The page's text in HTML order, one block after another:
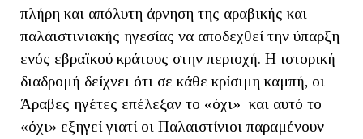
πλήρη και απόλυτη άρνηση της αραβικής και
παλαιστινιακής ηγεσίας να αποδεχθεί την ύπαρξη
ενός εβραϊκού κράτους στην περιοχή. Η ιστορική
διαδρομή δείχνει ότι σε κάθε κρίσιμη καμπή, οι
Άραβες ηγέτες επέλεξαν το «όχι» και αυτό το
«όχι» εξηγεί γιατί οι Παλαιστίνιοι παραμένουν